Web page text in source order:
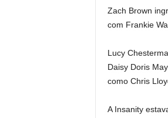
Zach Brown
com Frankie
Lucy
Daisy Doris
como Chris
A Insanity